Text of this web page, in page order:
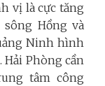
vị là cực tăng
Hồng và
Ninh hình
Phòng cần
tâm công